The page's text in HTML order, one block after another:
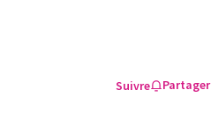
Suivre Partager